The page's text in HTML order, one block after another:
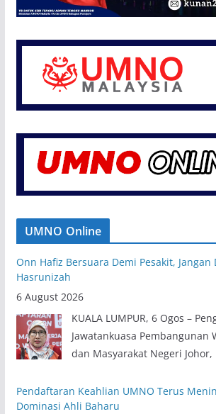
UMNO Online
Onn Hafiz Bersuara Demi Pesakit,
Hasrunizah
6 August 2026
KUALA LUMPUR, 6 Ogos –
Jawatankuasa Pembangunan
dan Masyarakat Negeri
Pendaftaran Keahlian UMNO Terus
Dominasi Ahli Baharu